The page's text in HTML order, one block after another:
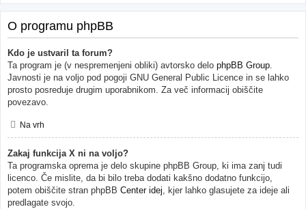
O programu phpBB
Kdo je ustvaril ta forum?
Ta program je (v nespremenjeni obliki) avtorsko delo phpBB Group.
Javnosti je na voljo pod pogoji GNU General Public Licence in se lahko
prosto posreduje drugim uporabnikom. Za več informacij obiščite
povezavo.
Na vrh
Zakaj funkcija X ni na voljo?
Ta programska oprema je delo skupine phpBB Group, ki ima zanj tudi
licenco. Če mislite, da bi bilo treba dodati kakšno dodatno funkcijo,
potem obiščite stran phpBB Center idej, kjer lahko glasujete za ideje ali
predlagate svojo.